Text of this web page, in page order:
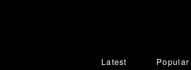
Latest Popular